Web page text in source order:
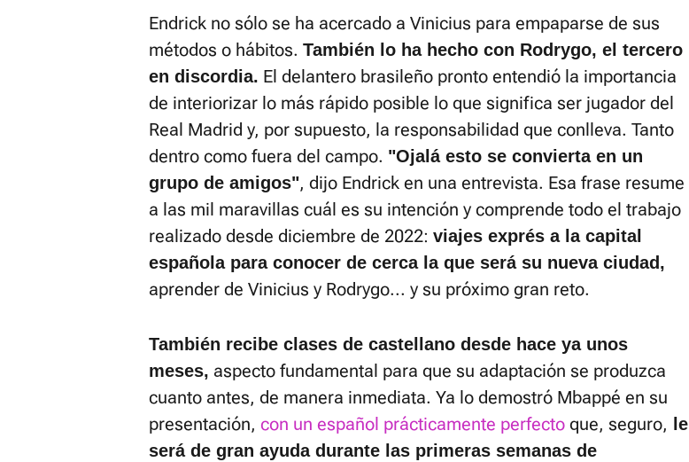
Endrick no sólo se ha acercado a Vinicius para empaparse de sus
métodos o hábitos. También lo ha hecho con Rodrygo, el tercero
en discordia. El delantero brasileño pronto entendió la importancia
de interiorizar lo más rápido posible lo que significa ser jugador del
Real Madrid y, por supuesto, la responsabilidad que conlleva. Tanto
dentro como fuera del campo. "Ojalá esto se convierta en un
grupo de amigos", dijo Endrick en una entrevista. Esa frase resume
a las mil maravillas cuál es su intención y comprende todo el trabajo
realizado desde diciembre de 2022: viajes exprés a la capital
española para conocer de cerca la que será su nueva ciudad,
aprender de Vinicius y Rodrygo... y su próximo gran reto.
También recibe clases de castellano desde hace ya unos
meses, aspecto fundamental para que su adaptación se produzca
cuanto antes, de manera inmediata. Ya lo demostró Mbappé en su
presentación, con un español prácticamente perfecto que, seguro, le
será de gran ayuda durante las primeras semanas de